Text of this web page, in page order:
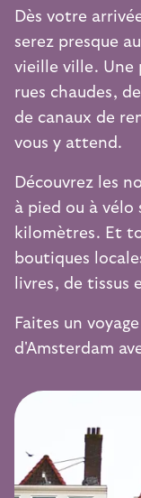
Dès votre
serez presque
vieille ville. Une
rues chaudes,
de canaux de
vous y attend.
Découvrez les
à pied ou à vélo
kilomètres. Et
boutiques
livres, de tissus
Faites un
d'Amsterdam